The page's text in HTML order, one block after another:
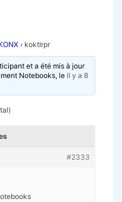
› koktlrpr
et a été mis à jour
Notebooks, leil y a 8
#2333